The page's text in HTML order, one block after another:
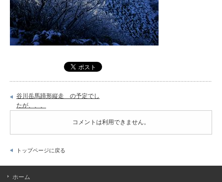
谷川岳馬蹄形縦走 の予定でし
たが、、、
コメントは利用できません。
トップページに戻る
ホーム